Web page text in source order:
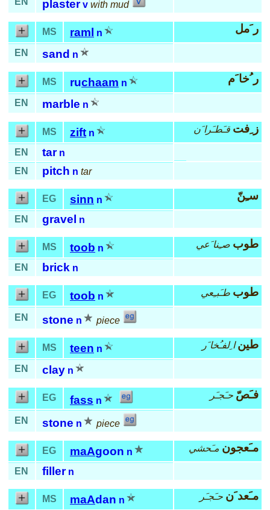
plaster v with mud
MS raml n ر َمل
EN sand n
MS ruchaam n ر ُخا َم
EN marble n
MS zift n ز ِفت قـَطـَرا َن
EN tar n
EN
pitch n tar
EG sinn n سـِنّ
EN gravel n
MS toob n طوب صـِنا َعي
EN brick n
EG toob n طوب طـَبـِعي
EN stone n piece
MS teen n طين ا ِلفـُخا َر
EN clay n
EG fass n فـَصّ حـَجـَر
EN stone n piece
EG maAgoon n مـَعجون مـَحشي
EN filler n
MS maAdan n مـَعد َن حـَجـَر